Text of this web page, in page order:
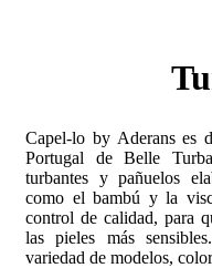
Capel-lo by Aderans es
Portugal de Belle
turbantes y pañuelos
como el bambú y la
control de calidad, para
las pieles más
variedad de modelos,